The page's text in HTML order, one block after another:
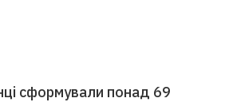
сформували понад 69